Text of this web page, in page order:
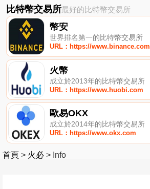
比特幣交易所最好的比特幣交易所
幣安
世界排名第一的比特幣交易所
URL：https://www.binance.com
火幣
成立於2013年的比特幣交易所
URL：https://www.huobi.com
歐易OKX
成立於2014年的比特幣交易所
URL：https://www.okx.com
首頁 > 火必 > Info